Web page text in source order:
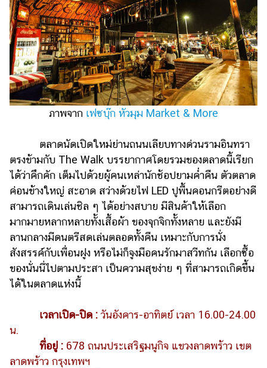
ติดต่อ
โฆษณา
แจ้ง
ปัญหา
ร่วม
งาน
ภาพจาก เฟซบุ๊ก หัวมุม Market & More
ตลาดนัดเปิดใหม่ย่านถนนเลียบทางด่วนรามอินทรา
ตรงข้ามกับ The Walk บรรยากาศโดยรวมของตลาดนี้เรียก
ได้ว่าคึกคัก เต็มไปด้วยผู้คนเหล่านักช้อปยามค่ำคืน ตัวตลาด
ค่อนข้างใหญ่ สะอาด สว่างด้วยไฟ LED ปูพื้นคอนกรีตอย่างดี
สามารถเดินเล่นชิล ๆ ได้อย่างสบาย มีสินค้าให้เลือก
มากมายหลากหลายทั้งเสื้อผ้า ของจุกจิกทั้งหลาย และยังมี
ลานกลางมีดนตรีสดเล่นตลอดทั้งคืน เหมาะกับการนั่ง
สังสรรค์กับเพื่อนฝูง หรือไม่ก็จูงมือคนรักมาสวีทกัน เลือกซื้อ
ของนั่นนี่ไปตามประสา เป็นความสุขง่าย ๆ ที่สามารถเกิดขึ้น
ได้ในตลาดแห่งนี้
เวลาเปิด-ปิด : วันอังคาร-อาทิตย์ เวลา 16.00-24.00
น.
ที่อยู่ : 678 ถนนประเสริฐมนูกิจ แขวงลาดพร้าว เขต
ลาดพร้าว กรุงเทพฯ